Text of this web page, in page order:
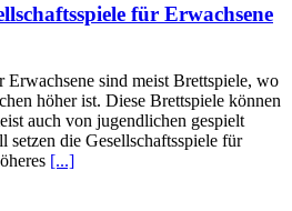
für Erwachsene
Erwachsene sind meist Brettspiele, wo
höher ist. Diese Brettspiele können
auch von jugendlichen gespielt
die Gesellschaftsspiele für
[...]